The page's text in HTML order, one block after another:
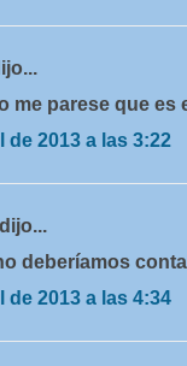
me parese que es
de 2013 a las 3:22
dijo...
deberíamos
de 2013 a las 4:34